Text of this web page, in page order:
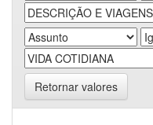
Retornar valores